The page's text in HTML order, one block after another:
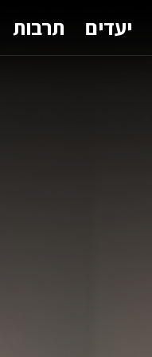
יעדים תרבות